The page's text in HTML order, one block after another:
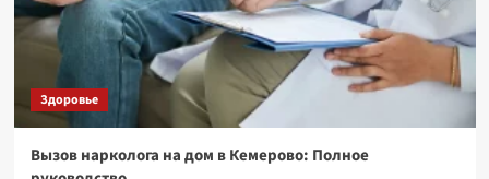
Здоровье
Вызов нарколога на дом в Кемерово: Полное